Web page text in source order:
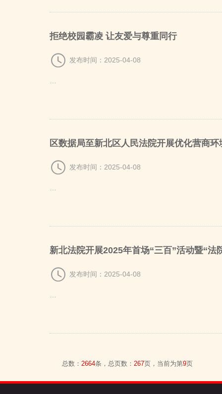
拒绝校园霸凌 让友爱与尊重同行
发布时间：2025-04-08
区数据局至新北区人民法院开展优化营商
发布时间：2025-04-08
新北法院开展2025年首场“三百”活动暨“法
发布时间：2025-04-08
总数： 2664条，总页数： 267页，当前为第9页